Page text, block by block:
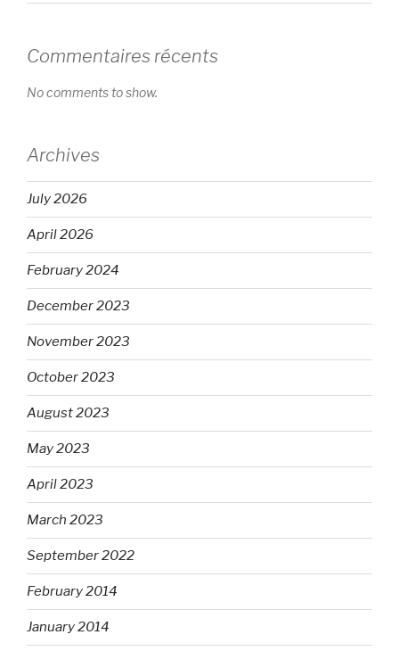
Commentaires récents
No comments to show.
Archives
July 2026
April 2026
February 2024
December 2023
November 2023
October 2023
August 2023
May 2023
April 2023
March 2023
September 2022
February 2014
January 2014